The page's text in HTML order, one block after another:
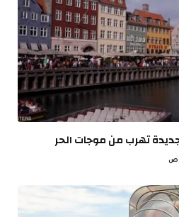
تهرب من موجات الحر